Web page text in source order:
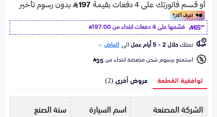
قسّمها على 4 دفعات ابتداء من
197.00
تصلكخلال 2 - 5 أيام عمل الى الرياض
استمتع برسوم شحن مخفضة ابتداء من35
توافقية القطعة عروض أخرى (2)
الشركة المصنعة اسم السيارة
سنة الصنع